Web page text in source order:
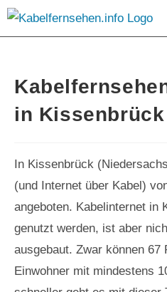
in Kissenbrück
In Kissenbrück
(und Internet über Kabel)
angeboten. Kabelinternet in
genutzt werden, ist aber
ausgebaut. Zwar können 67
Einwohner mit mindestens